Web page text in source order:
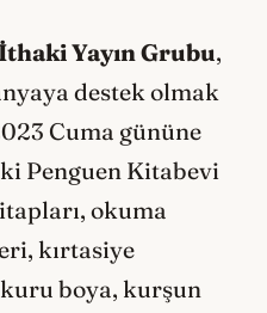
Yayın Grubu,
destek olmak
Cuma gününe
Penguen Kitabevi
okuma
kırtasiye
boya, kurşun